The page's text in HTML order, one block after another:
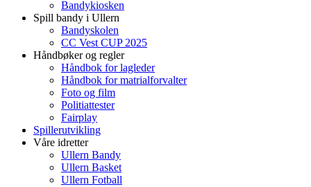
Bandykiosken
Spill bandy i Ullern
Bandyskolen
CC Vest CUP 2025
Håndbøker og regler
Håndbok for lagleder
Håndbok for matrialforvalter
Foto og film
Politiattester
Fairplay
Spillerutvikling
Våre idretter
Ullern Bandy
Ullern Basket
Ullern Fotball